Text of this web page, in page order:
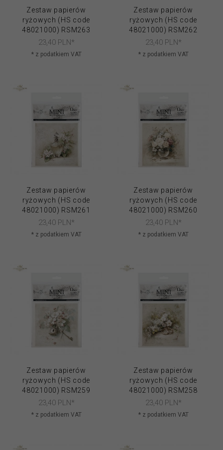
Zestaw papierów
ryżowych (HS code
48021000) RSM263
23,40 PLN*
* z podatkiem VAT
Zestaw papierów
ryżowych (HS code
48021000) RSM262
23,40 PLN*
* z podatkiem VAT
Zestaw papierów
ryżowych (HS code
48021000) RSM261
23,40 PLN*
* z podatkiem VAT
Zestaw papierów
ryżowych (HS code
48021000) RSM260
23,40 PLN*
* z podatkiem VAT
Zestaw papierów
ryżowych (HS code
48021000) RSM259
23,40 PLN*
* z podatkiem VAT
Zestaw papierów
ryżowych (HS code
48021000) RSM258
23,40 PLN*
* z podatkiem VAT